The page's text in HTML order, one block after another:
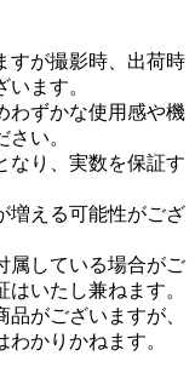
すが撮影時、出荷時
ます。
わずかな使用感や機
い。
なり、実数を保証す
増える可能性がござ
属している場合がご
いたし兼ねます。
がございますが、
かりかねます。